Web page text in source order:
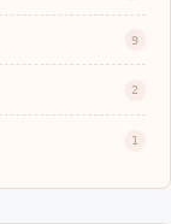
9
2
1